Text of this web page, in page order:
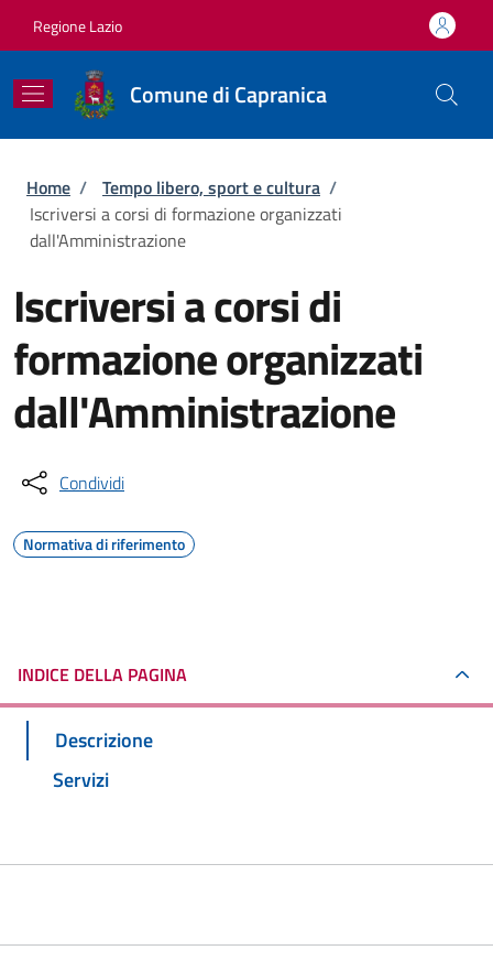
Regione Lazio
Comune di Capranica
Briciole di pane
Home / Tempo libero, sport e cultura /
Iscriversi a corsi di formazione organizzati
dall'Amministrazione
Iscriversi a corsi di
formazione organizzati
dall'Amministrazione
Condividi
Normativa di riferimento
INDICE DELLA PAGINA
Descrizione
Servizi